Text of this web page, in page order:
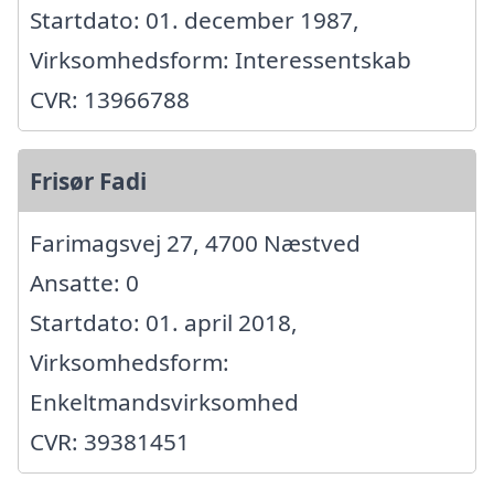
Startdato: 01. december 1987,
Virksomhedsform: Interessentskab
CVR: 13966788
Frisør Fadi
Farimagsvej 27, 4700 Næstved
Ansatte: 0
Startdato: 01. april 2018,
Virksomhedsform:
Enkeltmandsvirksomhed
CVR: 39381451